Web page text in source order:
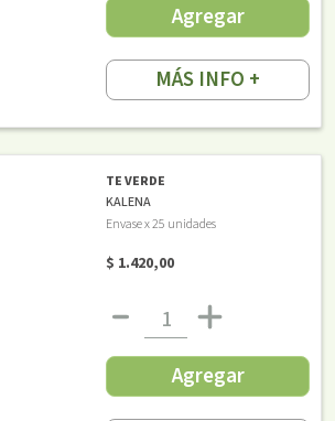
Agregar
MÁS INFO +
TE VERDE
KALENA
Envase x 25 unidades
$ 1.420,00
Agregar